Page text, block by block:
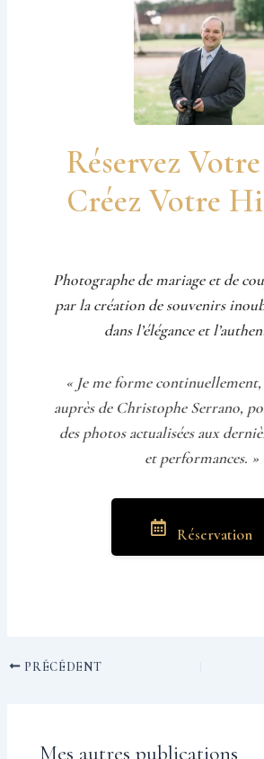
Réservez
Créez Votre
Photographe de mariage et de
par la création de souvenirs
dans l’élégance et
« Je me forme
auprès de Christophe Serrano,
des photos actualisées aux
et performances. »
Réservation
PRÉCÉDENT
Mes autres publications